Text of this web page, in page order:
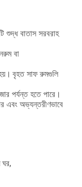
শুদ্ধ বাতাস সরবরাহ
বা
বৃহত সাফ রুমগুলি
পর্যন্ত হতে পারে।
এবং অভ্যন্তরীণভাবে
ঘর,